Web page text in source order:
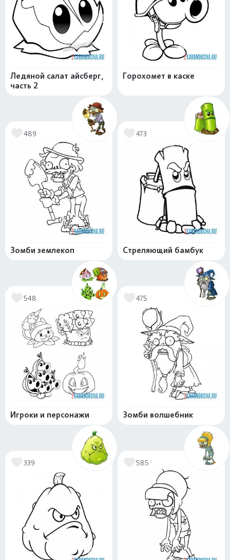
Ледяной салат айсберг,
часть 2
Горохомет в каске
489
Зомби землекоп
473
Стреляющий бамбук
548
Игроки и персонажи
475
Зомби волшебник
339 585